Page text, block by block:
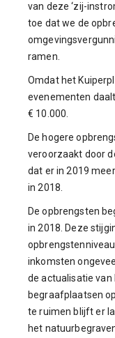
van deze ‘zij-
toe dat we de
ramen.
Omdat het
evenementen
€ 10.000.
De hogere
veroorzaakt door
dat er in 2019
in 2018.
De opbrengsten
in 2018. Deze
inkomsten
de actualisatie
begraafplaatsen
te ruimen blijft er
het